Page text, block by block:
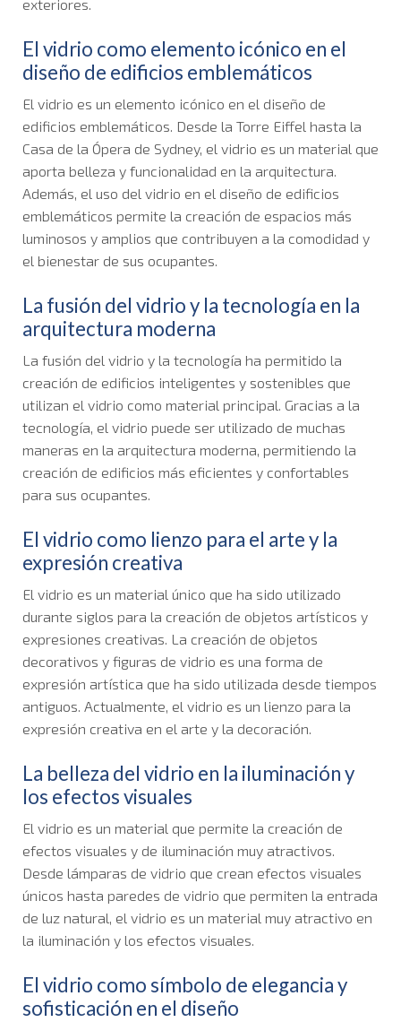
exteriores.
El vidrio como elemento icónico en el
diseño de edificios emblemáticos
El vidrio es un elemento icónico en el diseño de
edificios emblemáticos. Desde la Torre Eiffel hasta la
Casa de la Ópera de Sydney, el vidrio es un material que
aporta belleza y funcionalidad en la arquitectura.
Además, el uso del vidrio en el diseño de edificios
emblemáticos permite la creación de espacios más
luminosos y amplios que contribuyen a la comodidad y
el bienestar de sus ocupantes.
La fusión del vidrio y la tecnología en la
arquitectura moderna
La fusión del vidrio y la tecnología ha permitido la
creación de edificios inteligentes y sostenibles que
utilizan el vidrio como material principal. Gracias a la
tecnología, el vidrio puede ser utilizado de muchas
maneras en la arquitectura moderna, permitiendo la
creación de edificios más eficientes y confortables
para sus ocupantes.
El vidrio como lienzo para el arte y la
expresión creativa
El vidrio es un material único que ha sido utilizado
durante siglos para la creación de objetos artísticos y
expresiones creativas. La creación de objetos
decorativos y figuras de vidrio es una forma de
expresión artística que ha sido utilizada desde tiempos
antiguos. Actualmente, el vidrio es un lienzo para la
expresión creativa en el arte y la decoración.
La belleza del vidrio en la iluminación y
los efectos visuales
El vidrio es un material que permite la creación de
efectos visuales y de iluminación muy atractivos.
Desde lámparas de vidrio que crean efectos visuales
únicos hasta paredes de vidrio que permiten la entrada
de luz natural, el vidrio es un material muy atractivo en
la iluminación y los efectos visuales.
El vidrio como símbolo de elegancia y
sofisticación en el diseño